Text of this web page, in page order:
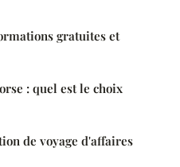
gratuites et
: quel est le choix
de voyage d'affaires